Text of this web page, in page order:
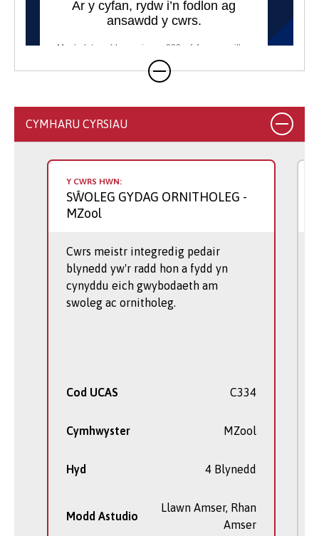
CYMHARU CYRSIAU
Y CWRS HWN:
SŴOLEG GYDAG ORNITHOLEG -
MZool
Cwrs meistr integredig pedair
blynedd yw'r radd hon a fydd yn
cynyddu eich gwybodaeth am
swoleg ac ornitholeg.
Cod UCAS C334
Cymhwyster MZool
Hyd 4 Blynedd
Modd Astudio
Llawn Amser, Rhan
Amser